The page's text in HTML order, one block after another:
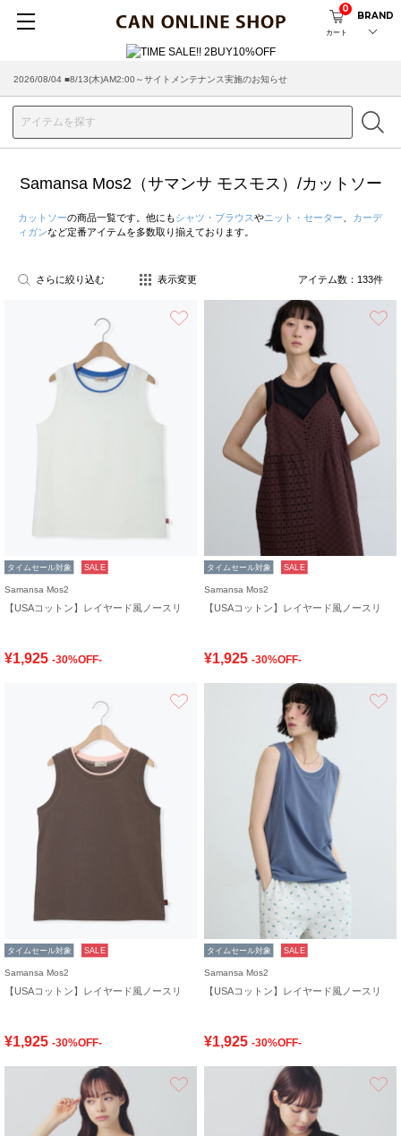
カート
0
BRAND
2026/07/29 ■【お知らせ】ヤマト運輸の配送遅延・停止について
Samansa Mos2（サマンサ モスモス）/カットソー
カットソーの商品一覧です。他にもシャツ・ブラウスやニット・セーター
カーデ
ィガンなど定番アイテムを多数取り揃えております。
さらに絞り込む 表示変更 アイテム数： 133件
タイムセール対象 SALE
Samansa Mos2
【USAコットン】レイヤード風ノースリ
¥1,925 -30%OFF-
タイムセール対象 SALE
Samansa Mos2
【USAコットン】レイヤード風ノースリ
¥1,925 -30%OFF-
タイムセール対象 SALE
Samansa Mos2
【USAコットン】レイヤード風ノースリ
¥1,925 -30%OFF-
タイムセール対象 SALE
Samansa Mos2
【USAコットン】レイヤード風ノースリ
¥1,925 -30%OFF-